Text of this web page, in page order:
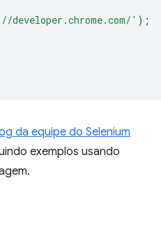
' );
da equipe do Selenium
exemplos usando